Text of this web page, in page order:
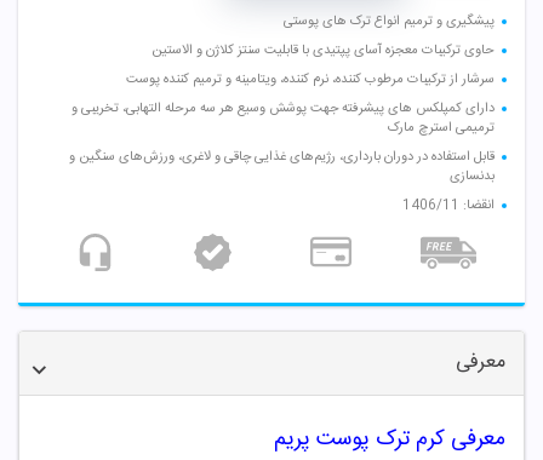
پیشگیری و ترمیم انواع ترک‌ های پوستی
حاوی ترکیبات معجزه آسای پپتیدی با قابلیت سنتز کلاژن و الاستین
سرشار از ترکیبات مرطوب کننده، نرم کننده، ویتامینه و ترمیم کننده پوست
دارای کمپلکس‌ های پیشرفته جهت پوشش وسیع هر سه مرحله التهابی، تخریبی و
ترمیمی استرچ مارک
قابل استفاده در دوران بارداری، رژیم‌های غذایی چاقی و لاغری، ورزش‌های سنگین و
بدنسازی
انقضا: 1406/11
معرفی
معرفی کرم ترک پوست پریم